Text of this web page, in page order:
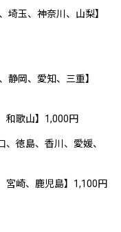
埼玉、神奈川、山梨】
静岡、愛知、三重】
和歌山】1,000円
、徳島、香川、愛媛、
宮崎、鹿児島】1,100円